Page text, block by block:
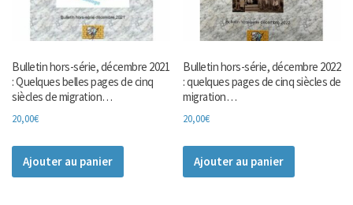
Bulletin hors-série, décembre 2021
: Quelques belles pages de cinq
siècles de migration…
20,00€
Ajouter au panier
Bulletin hors-série, décembre 2022
: quelques pages de cinq siècles de
migration…
20,00€
Ajouter au panier